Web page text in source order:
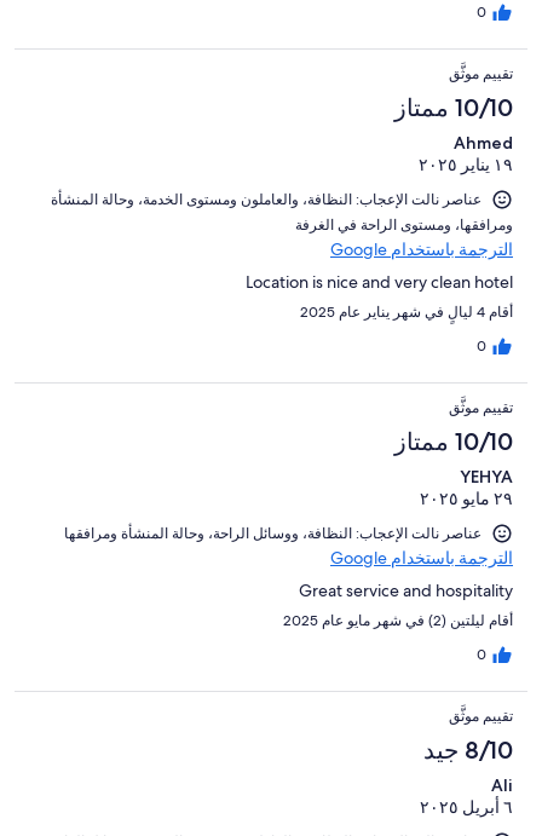
0
تقييم موثَّق
10/10 ممتاز
Ahmed
١٩ يناير ٢٠٢٥
عناصر نالت الإعجاب: ⁦النظافة⁩، و⁦العاملون ومستوى الخدمة⁩، و⁦حالة المنشأة
ومرافقها⁩، و⁦مستوى الراحة في الغرفة⁩
الترجمة باستخدام Google
Location is nice and very clean hotel
أقام 4 ليالٍ في شهر يناير عام 2025
0
تقييم موثَّق
10/10 ممتاز
YEHYA
٢٩ مايو ٢٠٢٥
عناصر نالت الإعجاب: ⁦النظافة⁩، و⁦وسائل الراحة⁩، و⁦حالة المنشأة ومرافقها⁩
الترجمة باستخدام Google
Great service and hospitality
أقام ليلتين (2) في شهر مايو عام 2025
0
تقييم موثَّق
8/10 جيد
Ali
٦ أبريل ٢٠٢٥